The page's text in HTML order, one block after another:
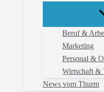
Beruf &
Marketing
Personal &
Wirtschaft &
News vom Thurm